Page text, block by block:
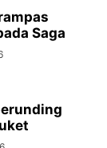
Saga